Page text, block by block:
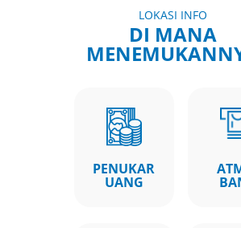
DARI WORLD SAFETY
INDONESIA
> SELENGKAPNYA
LANCAR, BANDARA JUANDA
LAYANI EMBARKASI
KEDUA
> SELENGKAPNYA
01 Jun 2026
KLOTER 1 JAMAAH HAJI 2026
LOKASI INFO
DI MANA
PENUKAR
UANG